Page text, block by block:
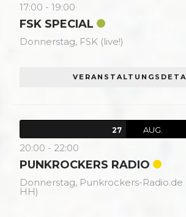
17:00 -19:00
FSK SPECIAL
Donnerstag, FSK (live!)
27 AUG.
20:00 - 22:00
PUNKROCKERS RADIO
Donnerstag, Punkrockers-Radio.de
HH)